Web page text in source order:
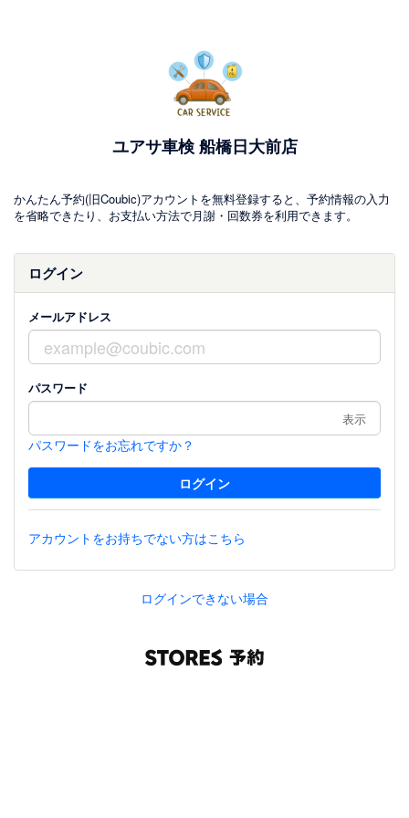
ユアサ車検 船橋日大前店
かんたん予約(旧Coubic)アカウントを無料登録すると、予約情報の入力
を省略できたり、お支払い方法で月謝・回数券を利用できます。
ログイン
メールアドレス
パスワード
表示
パスワードをお忘れですか？
アカウントをお持ちでない方はこちら
ログインできない場合